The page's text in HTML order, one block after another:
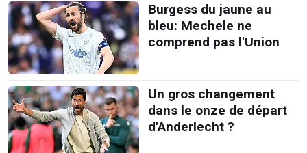
Burgess du jaune au
bleu: Mechele ne
comprend pas l'Union
Un gros changement
dans le onze de départ
d'Anderlecht ?